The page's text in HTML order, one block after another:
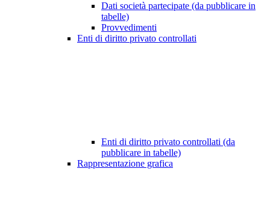
Dati società partecipate (da pubblicare in
tabelle)
Provvedimenti
Enti di diritto privato controllati
Enti di diritto privato controllati (da
pubblicare in tabelle)
Rappresentazione grafica